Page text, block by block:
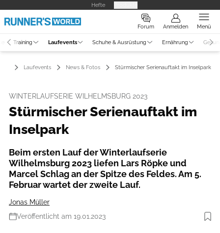
Hefte
Forum Anmelden Menü
Training Laufevents Schuhe & Ausrüstung Ernährung
Laufevents News & Fotos Stürmischer Serienauftakt im Inselpark
WINTERLAUFSERIE WILHELMSBURG 2023
Stürmischer Serienauftakt im
Inselpark
Beim ersten Lauf der Winterlaufserie
Wilhelmsburg 2023 liefen Lars Röpke und
Marcel Schlag an der Spitze des Feldes. Am 5.
Februar wartet der zweite Lauf.
Jonas Müller
Veröffentlicht am 19.01.2023
Foto: Michael Strokosch